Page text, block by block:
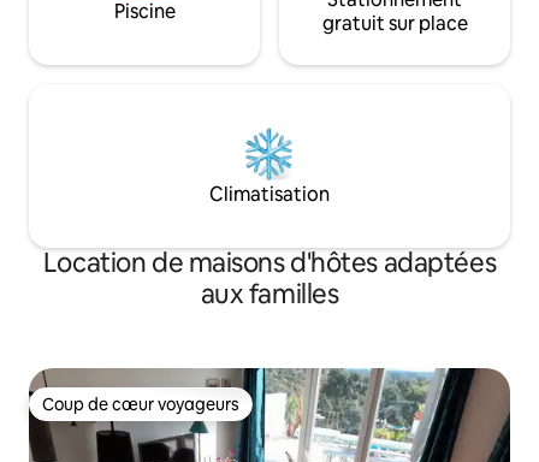
Piscine
gratuit sur place
Climatisation
Location de maisons d'hôtes adaptées
aux familles
Coup de cœur voyageurs
Coup de cœur voyageurs